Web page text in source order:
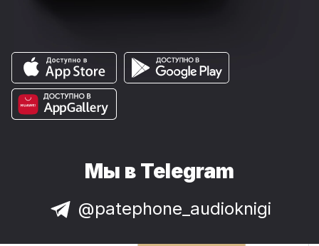
Мы в Telegram
@patephone_audioknigi